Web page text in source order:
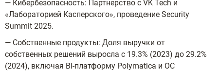
— Кибербезопасность: Партнерство с VK Tech и
«Лабораторией Касперского», проведение Security
Summit 2025.
— Собственные продукты: Доля выручки от
собственных решений выросла с 19.3% (2023) до 29.2%
(2024), включая BI-платформу Polymatica и ОС